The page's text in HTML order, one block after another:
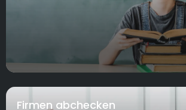
Firmen abchecken